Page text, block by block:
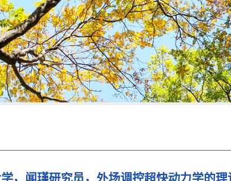
，闻瑾研究员，外场调控超快动力学的理